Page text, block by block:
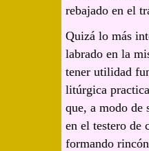
rebajado en el
Quizá lo más
labrado en la
tener utilidad
litúrgica
que, a modo de
en el testero de
formando